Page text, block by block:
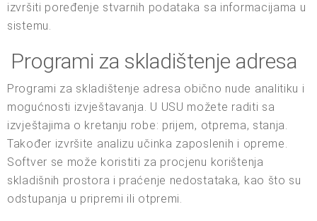
izvršiti poređenje stvarnih podataka sa informacijama u
sistemu.
Programi za skladištenje adresa
Programi za skladištenje adresa obično nude analitiku i
mogućnosti izvještavanja. U USU možete raditi sa
izvještajima o kretanju robe: prijem, otprema, stanja.
Također izvršite analizu učinka zaposlenih i opreme.
Softver se može koristiti za procjenu korištenja
skladišnih prostora i praćenje nedostataka, kao što su
odstupanja u pripremi ili otpremi.